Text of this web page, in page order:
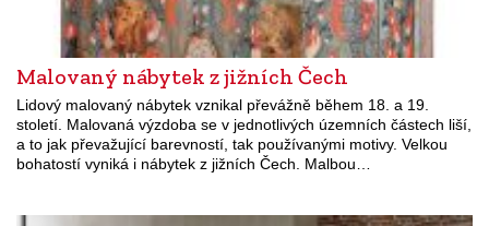
Malovaný nábytek z jižních Čech
Lidový malovaný nábytek vznikal převážně během 18. a 19.
století. Malovaná výzdoba se v jednotlivých územních částech liší,
a to jak převažující barevností, tak používanými motivy. Velkou
bohatostí vyniká i nábytek z jižních Čech. Malbou…